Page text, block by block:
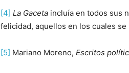
[4] La Gaceta incluía en todos sus
felicidad, aquellos en los cuales
[5] Mariano Moreno, Escritos